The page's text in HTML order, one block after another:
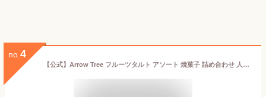
no. 4
【公式】Arrow Tree フルーツタルト アソート 焼菓子 詰め合わせ 人気 お菓子 スイーツ ギフト 個包装 プレゼント お返し 内祝い 高級 手土産 洋菓子 大きめ Lサイズ 9種類 25個入り